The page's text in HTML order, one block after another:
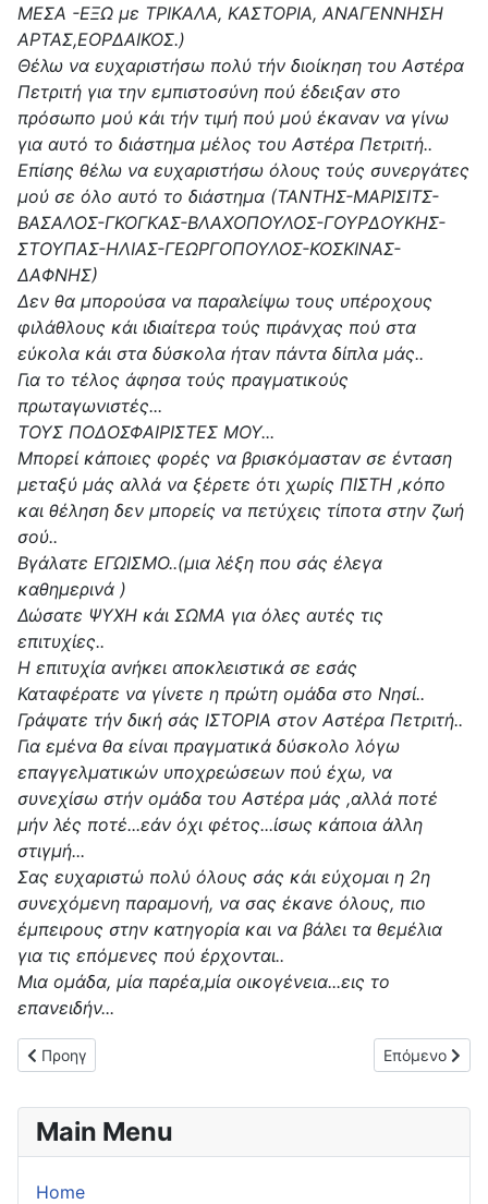
ΜΕΣΑ -ΕΞΩ με ΤΡΙΚΑΛΑ, ΚΑΣΤΟΡΙΑ, ΑΝΑΓΕΝΝΗΣΗ
ΑΡΤΑΣ,ΕΟΡΔΑΙΚΟΣ.)
Θέλω να ευχαριστήσω πολύ τήν διοίκηση του Αστέρα
Πετριτή για την εμπιστοσύνη πού έδειξαν στο
πρόσωπο μού κάι τήν τιμή πού μού έκαναν να γίνω
για αυτό το διάστημα μέλος του Αστέρα Πετριτή..
Επίσης θέλω να ευχαριστήσω όλους τούς συνεργάτες
μού σε όλο αυτό το διάστημα (ΤΑΝΤΗΣ-ΜΑΡΙΣΙΤΣ-
ΒΑΣΑΛΟΣ-ΓΚΟΓΚΑΣ-ΒΛΑΧΟΠΟΥΛΟΣ-ΓΟΥΡΔΟΥΚΗΣ-
ΣΤΟΥΠΑΣ-ΗΛΙΑΣ-ΓΕΩΡΓΟΠΟΥΛΟΣ-ΚΟΣΚΙΝΑΣ-
ΔΑΦΝΗΣ)
Δεν θα μπορούσα να παραλείψω τους υπέροχους
φιλάθλους κάι ιδιαίτερα τούς πιράνχας πού στα
εύκολα κάι στα δύσκολα ήταν πάντα δίπλα μάς..
Για το τέλος άφησα τούς πραγματικούς
πρωταγωνιστές...
ΤΟΥΣ ΠΟΔΟΣΦΑΙΡΙΣΤΕΣ ΜΟΥ...
Μπορεί κάποιες φορές να βρισκόμασταν σε ένταση
μεταξύ μάς αλλά να ξέρετε ότι χωρίς ΠΙΣΤΗ ,κόπο
και θέληση δεν μπορείς να πετύχεις τίποτα στην ζωή
σού..
Βγάλατε ΕΓΩΙΣΜΟ..(μια λέξη που σάς έλεγα
καθημερινά )
Δώσατε ΨΥΧΗ κάι ΣΩΜΑ για όλες αυτές τις
επιτυχίες..
Η επιτυχία ανήκει αποκλειστικά σε εσάς
Καταφέρατε να γίνετε η πρώτη ομάδα στο Νησί..
Γράψατε τήν δική σάς ΙΣΤΟΡΙΑ στον Αστέρα Πετριτή..
Για εμένα θα είναι πραγματικά δύσκολο λόγω
επαγγελματικών υποχρεώσεων πού έχω, να
συνεχίσω στήν ομάδα του Αστέρα μάς ,αλλά ποτέ
μήν λές ποτέ...εάν όχι φέτος...ίσως κάποια άλλη
στιγμή...
Σας ευχαριστώ πολύ όλους σάς κάι εύχομαι η 2η
συνεχόμενη παραμονή, να σας έκανε όλους, πιο
έμπειρους στην κατηγορία και να βάλει τα θεμέλια
για τις επόμενες πού έρχονται..
Μια ομάδα, μία παρέα,μία οικογένεια...εις το
επανειδήν...
Προηγούμενο άρθρο: Παραμένει στη Γ΄ Εθνική ο Αστέρας
Προηγ Επόμενο
Επόμενο
Main Menu
Home